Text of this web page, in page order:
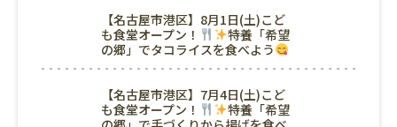
【名古屋市港区】8月1日(土)こど
も食堂オープン！
特養「希望
の郷」でタコライスを食べよう
【名古屋市港区】7月4日(土)こど
も食堂オープン！
特養「希望